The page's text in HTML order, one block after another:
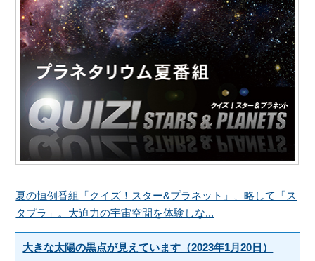
夏の恒例番組「クイズ！スター&プラネット」、略して「ス
タプラ」。大迫力の宇宙空間を体験しな...
大きな太陽の黒点が見えています（2023年1月20日）